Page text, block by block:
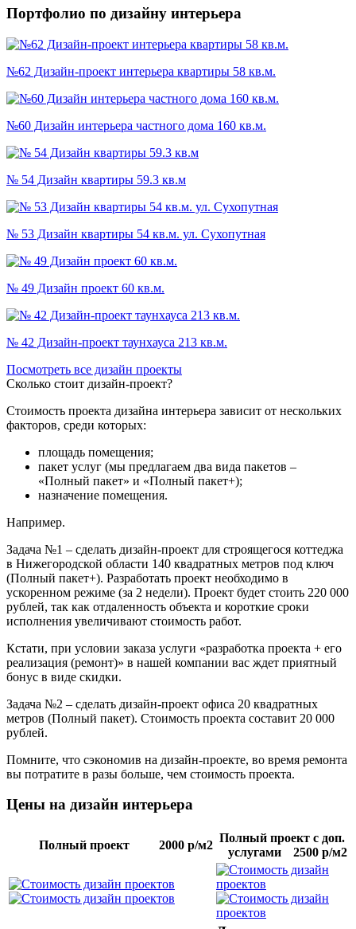
Портфолио по дизайну интерьера
№62 Дизайн-проект интерьера квартиры 58 кв.м.
№60 Дизайн интерьера частного дома 160 кв.м.
№ 54 Дизайн квартиры 59.3 кв.м
№ 53 Дизайн квартиры 54 кв.м. ул. Сухопутная
№ 49 Дизайн проект 60 кв.м.
№ 42 Дизайн-проект таунхауса 213 кв.м.
Посмотреть все дизайн проекты
Сколько стоит дизайн-проект?
Стоимость проекта дизайна интерьера зависит от нескольких
факторов, среди которых:
площадь помещения;
пакет услуг (мы предлагаем два вида пакетов –
«Полный пакет» и «Полный пакет+);
назначение помещения.
Например.
Задача №1 – сделать дизайн-проект для строящегося коттеджа
в Нижегородской области 140 квадратных метров под ключ
(Полный пакет+). Разработать проект необходимо в
ускоренном режиме (за 2 недели). Проект будет стоить 220 000
рублей, так как отдаленность объекта и короткие сроки
исполнения увеличивают стоимость работ.
Кстати, при условии заказа услуги «разработка проекта + его
реализация (ремонт)» в нашей компании вас ждет приятный
бонус в виде скидки.
Задача №2 – сделать дизайн-проект офиса 20 квадратных
метров (Полный пакет). Стоимость проекта составит 20 000
рублей.
Помните, что сэкономив на дизайн-проекте, во время ремонта
вы потратите в разы больше, чем стоимость проекта.
Цены на дизайн интерьера
Полный проект 2000 р/м2
Полный проект с доп.
услугами
2500 р/м2